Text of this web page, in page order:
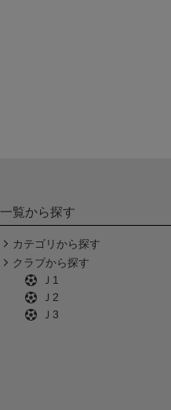
一覧から探す
カテゴリから探す
クラブから探す
Ｊ1
Ｊ2
Ｊ3